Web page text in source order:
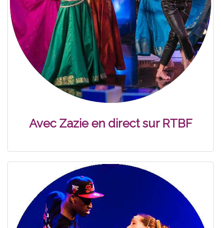
Avec Zazie en direct sur RTBF